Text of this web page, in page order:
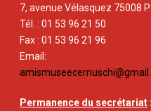
7, avenue Vélasquez 75008
Tél. : 01 53 96 21 50
Fax : 01 53 96 21 96
Email:
Permanence du secrétariat :